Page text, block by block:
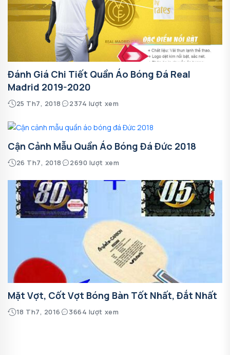
Đánh Giá Chi Tiết Quần Áo Bóng Đá Real
Madrid 2019-2020
25 Th7, 2018 2374 lượt xem
Cận Cảnh Mẫu Quần Áo Bóng Đá Đức 2018
26 Th7, 2018 2690 lượt xem
Mặt Vợt, Cốt Vợt Bóng Bàn Tốt Nhất, Đắt Nhất
18 Th7, 2016 3664 lượt xem